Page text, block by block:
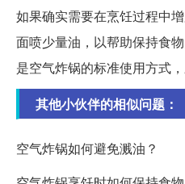
如果确实需要在烹饪过程中
面喷少量油，以帮助保持食
是空气炸锅的标准使用方式
其他小伙伴的相似问题：
空气炸锅如何避免溅油？